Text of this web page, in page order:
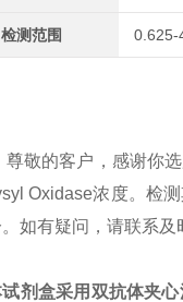
检测范围 0.625-
尊敬的客户，感谢你
Oxidase浓度。检
如有疑问，请联系及
剂盒采用双抗体夹